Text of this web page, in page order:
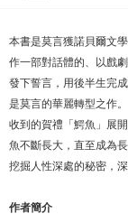
本書是莫言獲諾貝爾文
作一部對話體的、以戲
發下誓言，用後半生完
是莫言的華麗轉型之作
收到的賀禮「鰐魚」展
魚不斷長大，直至成為
挖掘人性深處的秘密，
作者簡介